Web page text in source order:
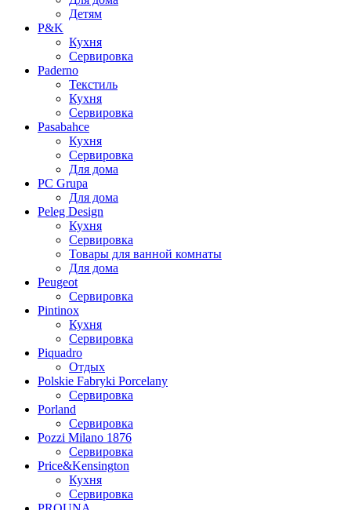
Детям
P&K
Кухня
Сервировка
Paderno
Текстиль
Кухня
Сервировка
Pasabahce
Кухня
Сервировка
Для дома
PC Grupa
Для дома
Peleg Design
Кухня
Сервировка
Товары для ванной комнаты
Для дома
Peugeot
Сервировка
Pintinox
Кухня
Сервировка
Piquadro
Отдых
Polskie Fabryki Porcelany
Сервировка
Porland
Сервировка
Pozzi Milano 1876
Сервировка
Price&Kensington
Кухня
Сервировка